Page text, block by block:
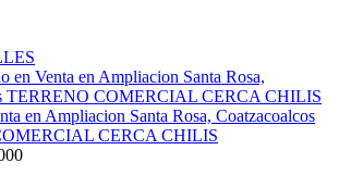
en Ampliacion Santa Rosa, Coatzacoalcos
CERCA CHILIS